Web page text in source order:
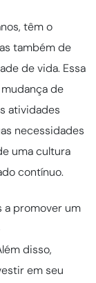
têm o
também de
de vida. Essa
de
atividades
necessidades
uma cultura
contínuo.
a promover um
disso,
em seu